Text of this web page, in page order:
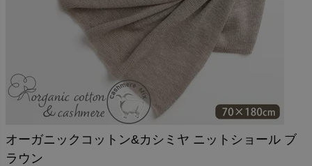
オーガニックコットン&カシミヤ ニットショール ブ
ラウン